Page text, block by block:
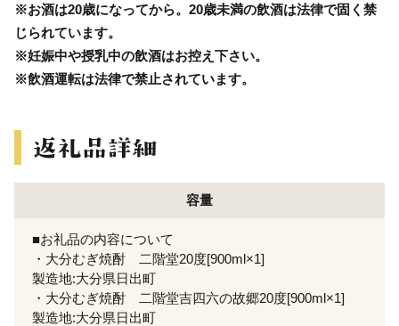
※お酒は20歳になってから。20歳未満の飲酒は法律で固く禁
じられています。
※妊娠中や授乳中の飲酒はお控え下さい。
※飲酒運転は法律で禁止されています。
容量
■お礼品の内容について
・大分むぎ焼酎 二階堂20度[900ml×1]
製造地:大分県日出町
・大分むぎ焼酎 二階堂吉四六の故郷20度[900ml×1]
製造地:大分県日出町